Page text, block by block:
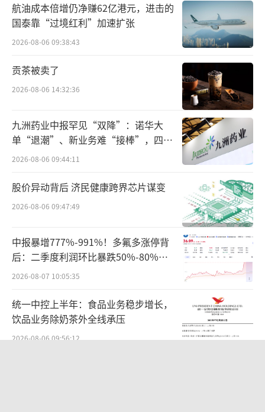
业绩数据方面，多家媒体数据显示，美宜
佳2023年销售规模达541.9亿元，同比增长20.
1%，当年门店数量为33848家，同比增长12.
8%；2024年门店数量进一步扩张至37943家，
同比增长12.1%，但销售规模仅增长至558.8亿
元，增速回落至3.1%，单店收入被摊薄的趋势
明显。2025年7月，其门店总数突破4万家，年
销售规模稳定在558亿元左右，形成“规模扩张
快于业绩增长”的格局。
（责任编辑：zx0277,zx0280）
航油成本倍增仍净赚62亿港元，进击的
国泰靠“过境红利”加速扩张
2026-08-06 09:38:43
贡茶被卖了
2026-08-06 14:32:36
九洲药业中报罕见“双降”：诺华大
单“退潮”、新业务难“接棒”，四大
难关待闯
2026-08-06 09:44:11
股价异动背后 济民健康跨界芯片谋变
2026-08-06 09:47:49
中报暴增777%-991%！多氟多涨停背
后：二季度利润环比暴跌50%-80%，
是黄金坑还是陷阱？
2026-08-07 10:05:35
统一中控上半年：食品业务稳步增长，
饮品业务除奶茶外全线承压
2026-08-06 09:56:12